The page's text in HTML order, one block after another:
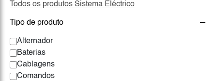
Todos os produtos Sistema Eléctrico
Tipo de produto
Alternador
Baterias
Cablagens
Comandos